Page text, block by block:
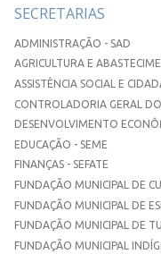
SECRETARIAS
ADMINISTRAÇÃO - SAD
AGRICULTURA E
ASSISTÊNCIA SOCIAL E
CONTROLADORIA GERAL
DESENVOLVIMENTO
EDUCAÇÃO - SEME
FINANÇAS - SEFATE
FUNDAÇÃO MUNICIPAL DE
FUNDAÇÃO MUNICIPAL DE
FUNDAÇÃO MUNICIPAL DE
FUNDAÇÃO MUNICIPAL